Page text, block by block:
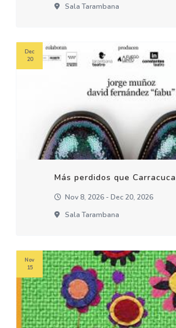
Sala Tarambana
Más perdidos que Carracuca
Nov 8, 2026 - Dec 20, 2026
Sala Tarambana
Dec
20
Nov
15